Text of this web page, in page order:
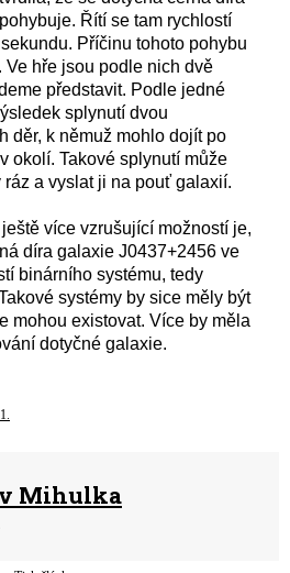
Řítí se tam rychlostí
Příčinu tohoto pohybu
hře jsou podle nich dvě
představit. Podle jedné
splynutí dvou
děr, k němuž mohlo dojít po
okolí. Takové splynutí může
a vyslat ji na pouť galaxií.
více vzrušující možností je,
díra galaxie J0437+2456 ve
binárního systému, tedy
systémy by sice měly být
mohou existovat. Více by měla
dotyčné galaxie.
Mihulka